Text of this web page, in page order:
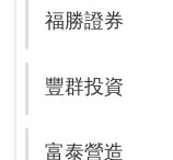
福勝證券
豐群投資
富泰營造